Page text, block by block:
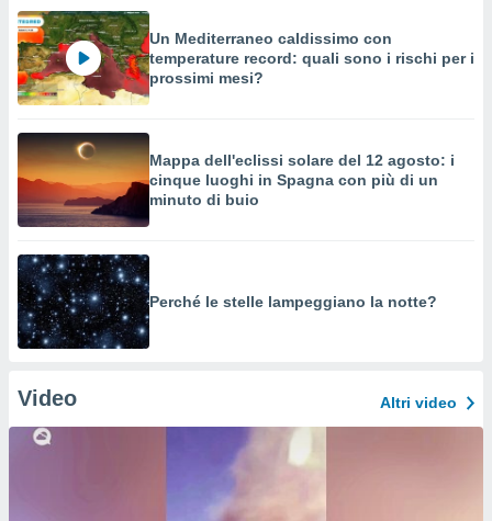
Un Mediterraneo caldissimo con
temperature record: quali sono i rischi per i
prossimi mesi?
Mappa dell'eclissi solare del 12 agosto: i
cinque luoghi in Spagna con più di un
minuto di buio
Perché le stelle lampeggiano la notte?
Video Altri video